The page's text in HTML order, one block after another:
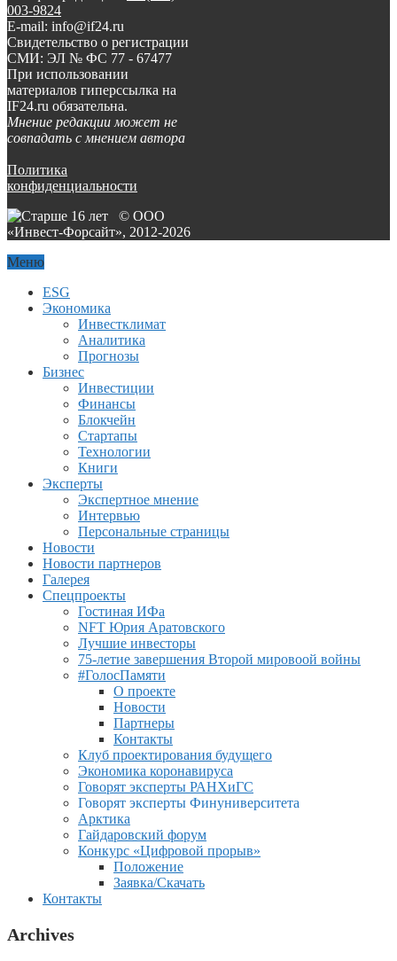
003-9824
E-mail: info@if24.ru
Свидетельство о регистрации
СМИ: ЭЛ № ФС 77 - 67477
При использовании
материалов гиперссылка на
IF24.ru обязательна.
Мнение редакции может не
совпадать с мнением автора
Политика
конфиденциальности
© ООО
«Инвест-Форсайт», 2012-2026
Меню
ESG
Экономика
Инвестклимат
Аналитика
Прогнозы
Бизнес
Инвестиции
Финансы
Блокчейн
Стартапы
Технологии
Книги
Эксперты
Экспертное мнение
Интервью
Персональные страницы
Новости
Новости партнеров
Галерея
Спецпроекты
Гостиная ИФа
NFT Юрия Аратовского
Лучшие инвесторы
75-летие завершения Второй мировоой войны
#ГолосПамяти
О проекте
Новости
Партнеры
Контакты
Клуб проектирования будущего
Экономика коронавируса
Говорят эксперты РАНХиГС
Говорят эксперты Финуниверситета
Арктика
Гайдаровский форум
Конкурс «Цифровой прорыв»
Положение
Заявка/Скачать
Контакты
Archives